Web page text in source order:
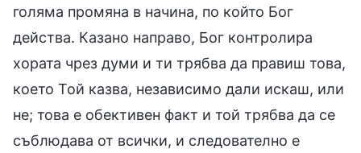
голяма промяна в начина, по който Бог
действа. Казано направо, Бог контролира
хората чрез думи и ти трябва да правиш това,
което Той казва, независимо дали искаш, или
не; това е обективен факт и той трябва да се
съблюдава от всички, и следователно е